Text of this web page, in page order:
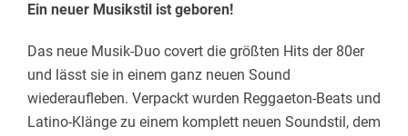
Ein neuer Musikstil ist geboren!
Das neue Musik-Duo covert die größten Hits der 80er
und lässt sie in einem ganz neuen Sound
wiederaufleben. Verpackt wurden Reggaeton-Beats und
Latino-Klänge zu einem komplett neuen Soundstil, dem